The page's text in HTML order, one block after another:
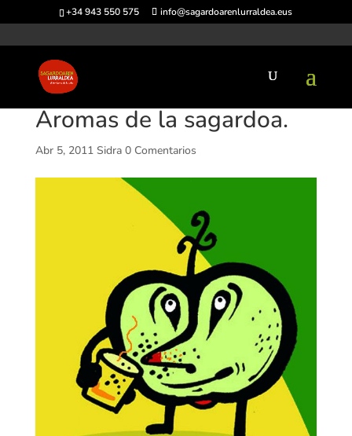
+34 943 550 575 info@sagardoarenlurraldea.eus
Aromas de la sagardoa.
Abr 5, 2011 Sidra 0 Comentarios